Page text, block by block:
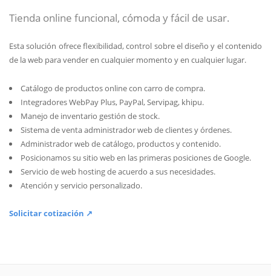
Tienda online funcional, cómoda y fácil de usar.
Esta solución ofrece flexibilidad, control sobre el diseño y el contenido
de la web para vender en cualquier momento y en cualquier lugar.
Catálogo de productos online con carro de compra.
Integradores WebPay Plus, PayPal, Servipag, khipu.
Manejo de inventario gestión de stock.
Sistema de venta administrador web de clientes y órdenes.
Administrador web de catálogo, productos y contenido.
Posicionamos su sitio web en las primeras posiciones de Google.
Servicio de web hosting de acuerdo a sus necesidades.
Atención y servicio personalizado.
Solicitar cotización ↗